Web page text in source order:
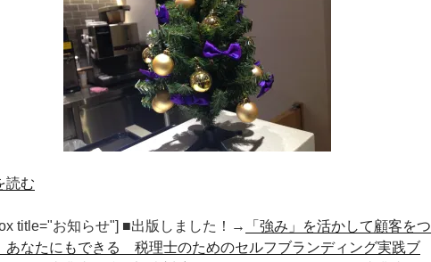
読む
title="お知らせ"] ■出版しました！→
「強み」を活かして顧客をつ
あなたにもできる 税理士のためのセルフブランディング実践ブ